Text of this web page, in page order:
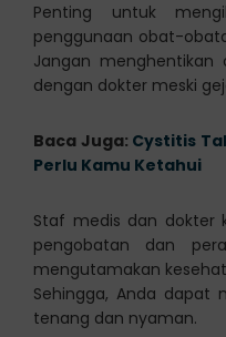
Penting untuk
penggunaan obat-
Jangan menghentikan
dengan dokter meski
Baca Juga: Cystitis
Perlu Kamu Ketahui
Staf medis dan dokter
pengobatan dan
mengutamakan
Sehingga, Anda dapat
tenang dan nyaman.